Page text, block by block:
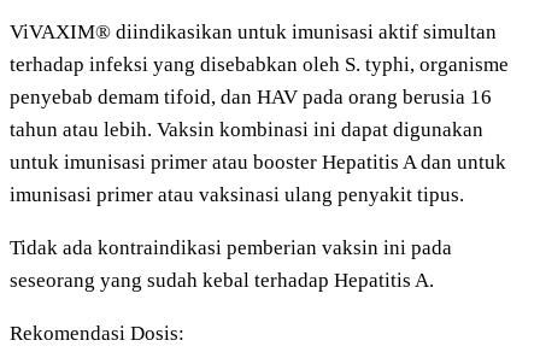
ViVAXIM® diindikasikan untuk imunisasi aktif simultan
terhadap infeksi yang disebabkan oleh S. typhi, organisme
penyebab demam tifoid, dan HAV pada orang berusia 16
tahun atau lebih. Vaksin kombinasi ini dapat digunakan
untuk imunisasi primer atau booster Hepatitis A dan untuk
imunisasi primer atau vaksinasi ulang penyakit tipus.
Tidak ada kontraindikasi pemberian vaksin ini pada
seseorang yang sudah kebal terhadap Hepatitis A.
Rekomendasi Dosis: